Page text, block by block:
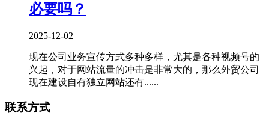
必要吗？
2025-12-02
现在公司业务宣传方式多种多样，尤其是各种视频号的
兴起，对于网站流量的冲击是非常大的，那么外贸公司
现在建设自有独立网站还有......
联系方式